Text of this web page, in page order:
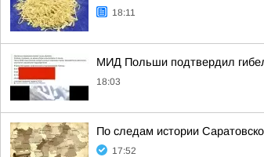
18:11
МИД Польши подтвердил
18:03
По следам истории
17:52